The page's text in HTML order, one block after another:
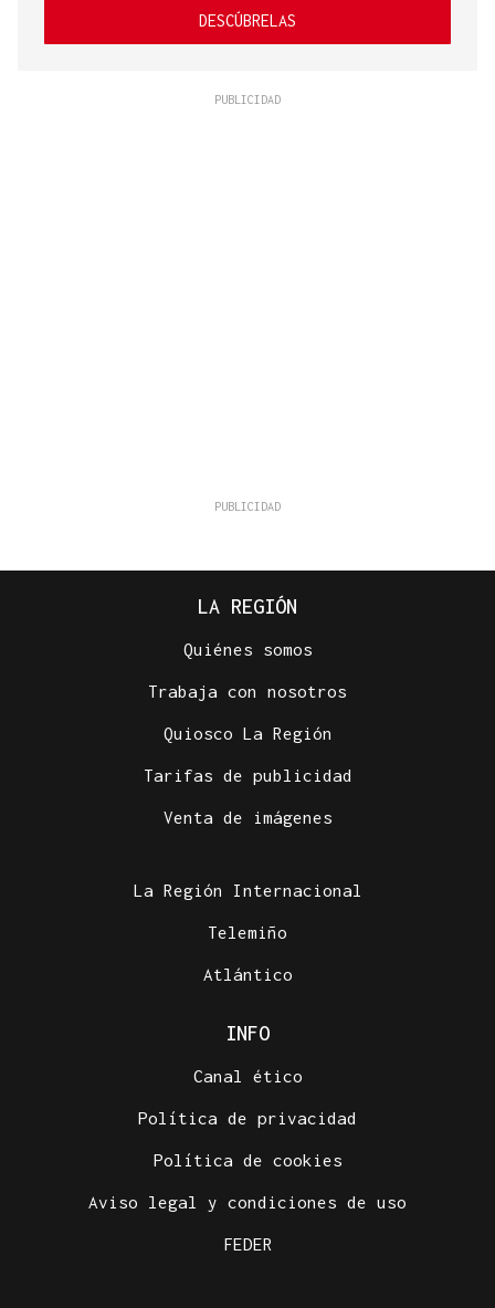
DESCÚBRELAS
LA REGIÓN
Quiénes somos
Trabaja con nosotros
Quiosco La Región
Tarifas de publicidad
Venta de imágenes
La Región Internacional
Telemiño
Atlántico
INFO
Canal ético
Política de privacidad
Política de cookies
Aviso legal y condiciones de uso
FEDER